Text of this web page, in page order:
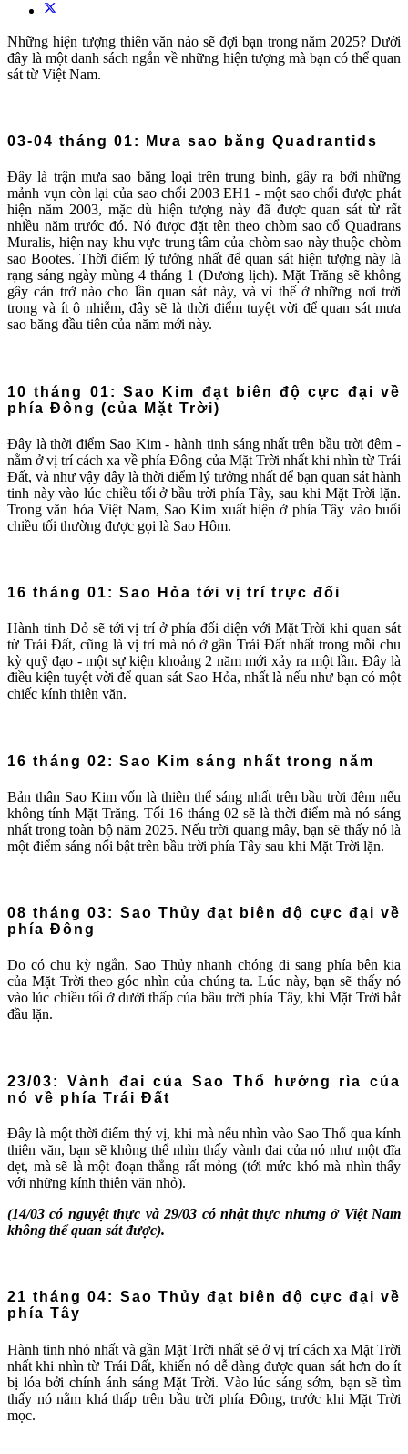
Những hiện tượng thiên văn nào sẽ đợi bạn trong năm 2025? Dưới
đây là một danh sách ngắn về những hiện tượng mà bạn có thể quan
sát từ Việt Nam.
03-04 tháng 01: Mưa sao băng Quadrantids
Đây là trận mưa sao băng loại trên trung bình, gây ra bởi những
mảnh vụn còn lại của sao chổi 2003 EH1 - một sao chổi được phát
hiện năm 2003, mặc dù hiện tượng này đã được quan sát từ rất
nhiều năm trước đó. Nó được đặt tên theo chòm sao cổ Quadrans
Muralis, hiện nay khu vực trung tâm của chòm sao này thuộc chòm
sao Bootes. Thời điểm lý tưởng nhất để quan sát hiện tượng này là
rạng sáng ngày mùng 4 tháng 1 (Dương lịch). Mặt Trăng sẽ không
gây cản trở nào cho lần quan sát này, và vì thế ở những nơi trời
trong và ít ô nhiễm, đây sẽ là thời điểm tuyệt vời để quan sát mưa
sao băng đầu tiên của năm mới này.
10 tháng 01: Sao Kim đạt biên độ cực đại về
phía Đông (của Mặt Trời)
Đây là thời điểm Sao Kim - hành tinh sáng nhất trên bầu trời đêm -
nằm ở vị trí cách xa về phía Đông của Mặt Trời nhất khi nhìn từ Trái
Đất, và như vậy đây là thời điểm lý tưởng nhất để bạn quan sát hành
tinh này vào lúc chiều tối ở bầu trời phía Tây, sau khi Mặt Trời lặn.
Trong văn hóa Việt Nam, Sao Kim xuất hiện ở phía Tây vào buổi
chiều tối thường được gọi là Sao Hôm.
16 tháng 01: Sao Hỏa tới vị trí trực đối
Hành tinh Đỏ sẽ tới vị trí ở phía đối diện với Mặt Trời khi quan sát
từ Trái Đất, cũng là vị trí mà nó ở gần Trái Đất nhất trong mỗi chu
kỳ quỹ đạo - một sự kiện khoảng 2 năm mới xảy ra một lần. Đây là
điều kiện tuyệt vời để quan sát Sao Hỏa, nhất là nếu như bạn có một
chiếc kính thiên văn.
16 tháng 02: Sao Kim sáng nhất trong năm
Bản thân Sao Kim vốn là thiên thể sáng nhất trên bầu trời đêm nếu
không tính Mặt Trăng. Tối 16 tháng 02 sẽ là thời điểm mà nó sáng
nhất trong toàn bộ năm 2025. Nếu trời quang mây, bạn sẽ thấy nó là
một điểm sáng nổi bật trên bầu trời phía Tây sau khi Mặt Trời lặn.
08 tháng 03: Sao Thủy đạt biên độ cực đại về
phía Đông
Do có chu kỳ ngắn, Sao Thủy nhanh chóng đi sang phía bên kia
của Mặt Trời theo góc nhìn của chúng ta. Lúc này, bạn sẽ thấy nó
vào lúc chiều tối ở dưới thấp của bầu trời phía Tây, khi Mặt Trời bắt
đầu lặn.
23/03: Vành đai của Sao Thổ hướng rìa của
nó về phía Trái Đất
Đây là một thời điểm thý vị, khi mà nếu nhìn vào Sao Thổ qua kính
thiên văn, bạn sẽ không thể nhìn thấy vành đai của nó như một đĩa
dẹt, mà sẽ là một đoạn thẳng rất mỏng (tới mức khó mà nhìn thấy
với những kính thiên văn nhỏ).
(14/03 có nguyệt thực và 29/03 có nhật thực nhưng ở Việt Nam
không thể quan sát được).
21 tháng 04: Sao Thủy đạt biên độ cực đại về
phía Tây
Hành tinh nhỏ nhất và gần Mặt Trời nhất sẽ ở vị trí cách xa Mặt Trời
nhất khi nhìn từ Trái Đất, khiến nó dễ dàng được quan sát hơn do ít
bị lóa bởi chính ánh sáng Mặt Trời. Vào lúc sáng sớm, bạn sẽ tìm
thấy nó nằm khá thấp trên bầu trời phía Đông, trước khi Mặt Trời
mọc.